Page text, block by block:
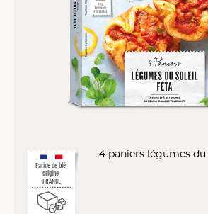
Farine de blé
origine
FRANCE
4 paniers légumes du